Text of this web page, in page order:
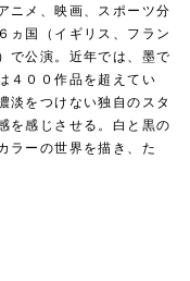
ニメ、映画、スポーツ分
ヵ国（イギリス、フラン
で公演。近年では、墨で
４００作品を超えてい
淡をつけない独自のスタ
を感じさせる。白と黒の
ラーの世界を描き、た